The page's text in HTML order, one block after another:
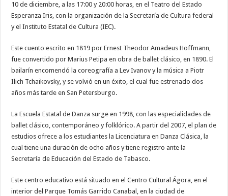
10 de diciembre, a las 17:00 y 20:00 horas, en el Teatro del Estado
Esperanza Iris, con la organización de la Secretaría de Cultura federal
y el Instituto Estatal de Cultura (IEC).
Este cuento escrito en 1819 por Ernest Theodor Amadeus Hoffmann,
fue convertido por Marius Petipa en obra de ballet clásico, en 1890. El
bailarín encomendó la coreografía a Lev Ivanov y la música a Piotr
Ilich Tchaikovsky, y se volvió en un éxito, el cual fue estrenado dos
años más tarde en San Petersburgo.
La Escuela Estatal de Danza surge en 1998, con las especialidades de
ballet clásico, contemporáneo y folklórico. A partir del 2007, el plan de
estudios ofrece a los estudiantes la Licenciatura en Danza Clásica, la
cual tiene una duración de ocho años y tiene registro ante la
Secretaría de Educación del Estado de Tabasco.
Este centro educativo está situado en el Centro Cultural Ágora, en el
interior del Parque Tomás Garrido Canabal, en la ciudad de